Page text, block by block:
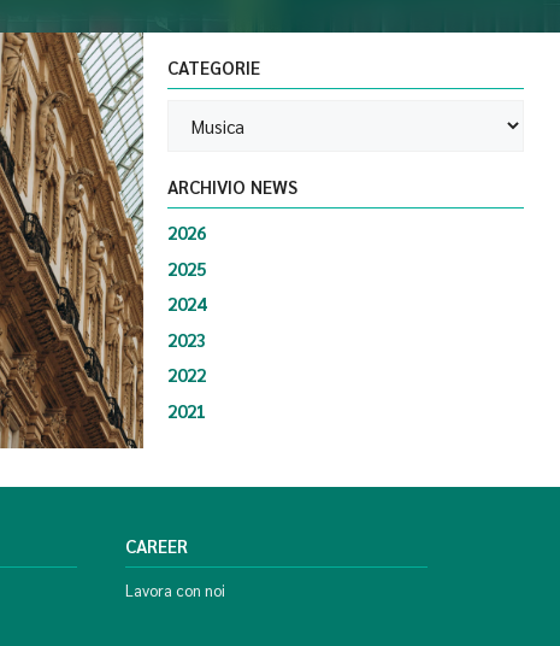
CATEGORIE
ARCHIVIO NEWS
2026
2025
2024
2023
2022
2021
CAREER
Lavora con noi